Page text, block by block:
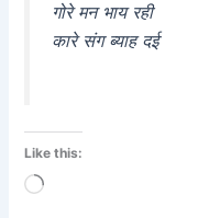
गोरे मन भाय रही
कारे संग ब्याह दई
Like this:
Loading…